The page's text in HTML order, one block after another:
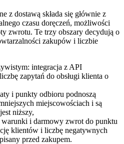
z dostawą składa się głównie z
czasu doręczeń, możliwości
zwrotu. Te trzy obszary decydują o
zakupów i liczbie
integracja z API
zapytań do obsługi klienta o
i punkty odbioru podnoszą
miejscowościach i są
niższy,
i darmowy zwrot do punktu
klientów i liczbę negatywnych
przed zakupem.